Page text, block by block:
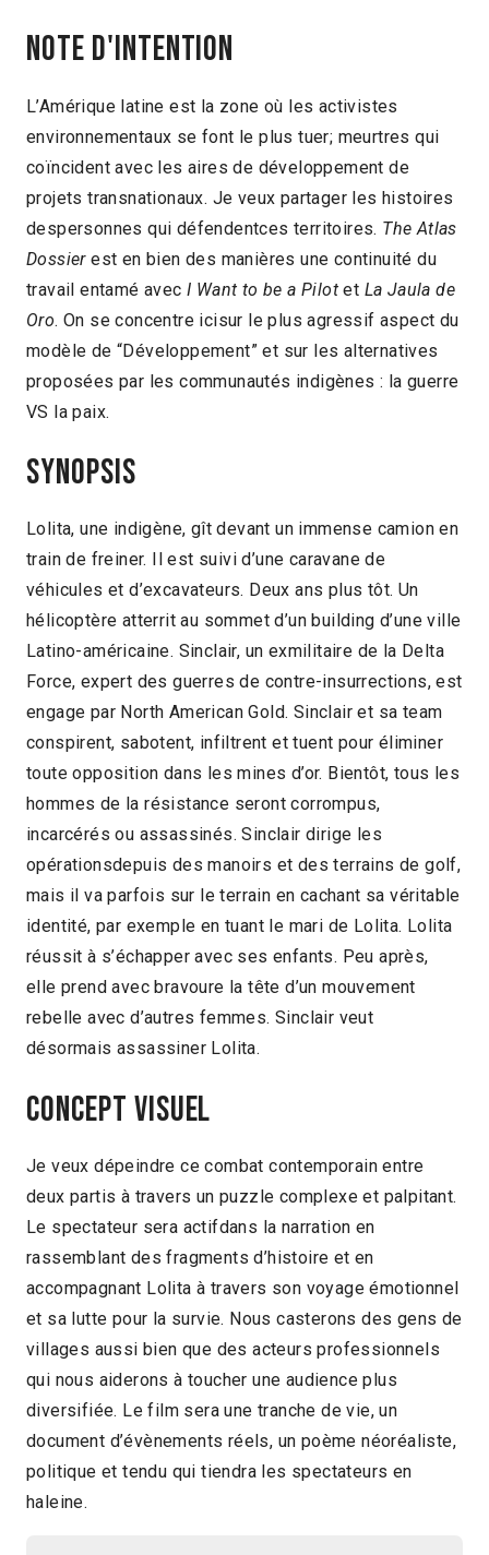
Note d'intention
L’Amérique latine est la zone où les activistes
environnementaux se font le plus tuer; meurtres qui
coïncident avec les aires de développement de
projets transnationaux. Je veux partager les histoires
despersonnes qui défendentces territoires. The Atlas
Dossierest en bien des manières une continuité du
travail entamé avec I Want to be a Pilot et La Jaula de
Oro. On se concentre icisur le plus agressif aspect du
modèle de “Développement” et sur les alternatives
proposées par les communautés indigènes : la guerre
VS la paix.
Synopsis
Lolita, une indigène, gît devant un immense camion en
train de freiner. Il est suivi d’une caravane de
véhicules et d’excavateurs. Deux ans plus tôt. Un
hélicoptère atterrit au sommet d’un building d’une ville
Latino-américaine. Sinclair, un exmilitaire de la Delta
Force, expert des guerres de contre-insurrections, est
engage par North American Gold. Sinclair et sa team
conspirent, sabotent, infiltrent et tuent pour éliminer
toute opposition dans les mines d’or. Bientôt, tous les
hommes de la résistance seront corrompus,
incarcérés ou assassinés. Sinclair dirige les
opérationsdepuis des manoirs et des terrains de golf,
mais il va parfois sur le terrain en cachant sa véritable
identité, par exemple en tuant le mari de Lolita. Lolita
réussit à s’échapper avec ses enfants. Peu après,
elle prend avec bravoure la tête d’un mouvement
rebelle avec d’autres femmes. Sinclair veut
désormais assassiner Lolita.
Concept visuel
Je veux dépeindre ce combat contemporain entre
deux partis à travers un puzzle complexe et palpitant.
Le spectateur sera actifdans la narration en
rassemblant des fragments d’histoire et en
accompagnant Lolita à travers son voyage émotionnel
et sa lutte pour la survie. Nous casterons des gens de
villages aussi bien que des acteurs professionnels
qui nous aiderons à toucher une audience plus
diversifiée. Le film sera une tranche de vie, un
document d’évènements réels, un poème néoréaliste,
politique et tendu qui tiendra les spectateurs en
haleine.